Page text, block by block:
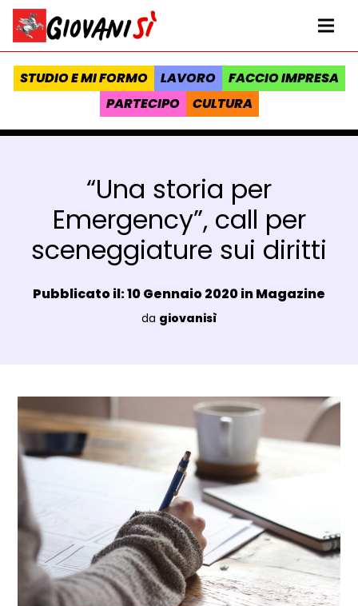
Vai al contenuto
Homepage Giovanisì - Progetto della Regione Toscana
STUDIO E MI FORMO LAVORO
FACCIO IMPRESA
PARTECIPO
CULTURA
“Una storia per
Emergency”, call per
sceneggiature sui diritti
Data e ora:
Pubblicato il: 10 Gennaio 2020 inMagazine
Luogo:
da giovanisì
Dettagli Post Magazine